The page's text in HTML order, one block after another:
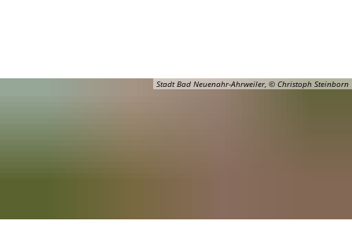
Stadt Bad Neuenahr-Ahrweiler, © Christoph Steinborn